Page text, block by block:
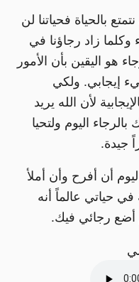
بالحياة فحياتنا لن
زاد رجاؤنا في
هو اليقين بأن الأمور
إيجابي. ولكي
لأن الله يريد
اليوم ولتحيا
جيدة.
أن أفرح وأن أملأ
في حياتي عالماً أنه
أضع رجائي فيك.